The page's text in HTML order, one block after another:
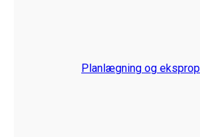
Planlægning og